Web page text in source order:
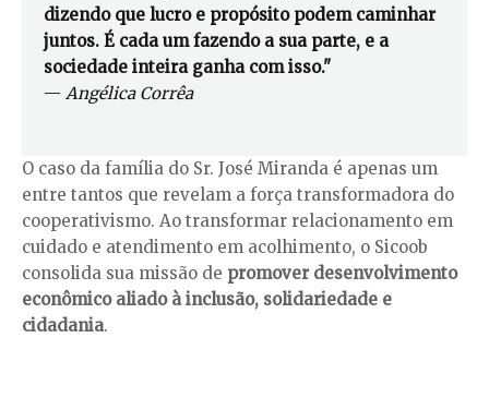
dizendo que lucro e propósito podem caminhar
juntos. É cada um fazendo a sua parte, e a
sociedade inteira ganha com isso."
— Angélica Corrêa
O caso da família do Sr. José Miranda é apenas um
entre tantos que revelam a força transformadora do
cooperativismo. Ao transformar relacionamento em
cuidado e atendimento em acolhimento, o Sicoob
consolida sua missão de promover desenvolvimento
econômico aliado à inclusão, solidariedade e
cidadania.